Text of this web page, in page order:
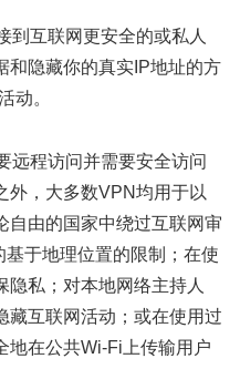
到互联网更安全的或私人
和隐藏你的真实IP地址的方
动。
远程访问并需要安全访问
外，大多数VPN均用于以
自由的国家中绕过互联网审
于地理位置的限制；在使
隐私；对本地网络主持人
藏互联网活动；或在使用过
地在公共Wi-Fi上传输用户